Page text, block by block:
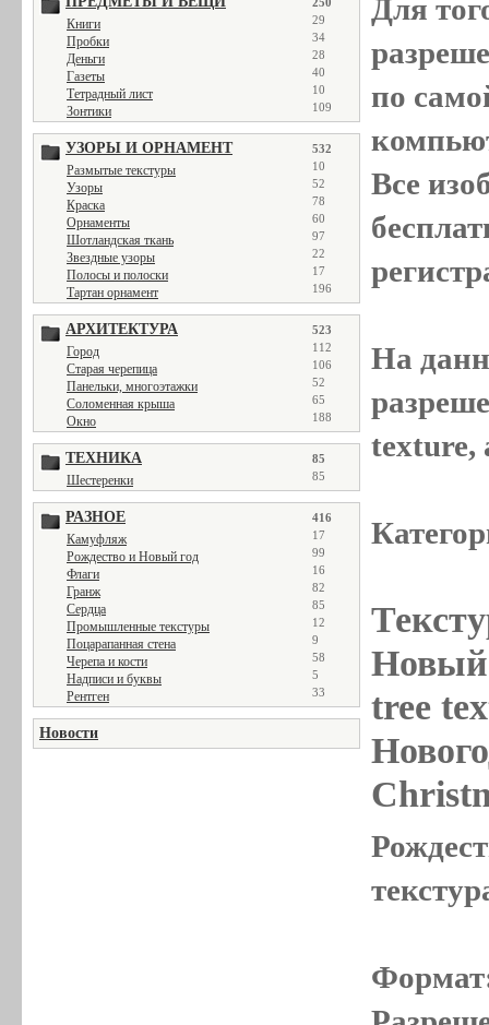
Книги 29
Пробки 34
Деньги 28
Газеты 40
Тетрадный лист 10
Зонтики 109
УЗОРЫ И ОРНАМЕНТ 532
Размытые текстуры 10
Узоры 52
Краска 78
Орнаменты 60
Шотландская ткань 97
Звездные узоры 22
Полосы и полоски 17
Тартан орнамент 196
АРХИТЕКТУРА 523
Город 112
Старая черепица 106
Панельки, многоэтажки 52
Соломенная крыша 65
Окно 188
ТЕХНИКА 85
Шестеренки 85
РАЗНОЕ 416
Камуфляж 17
Рождество и Новый год 99
Флаги 16
Гранж 82
Сердца 85
Промышленные текстуры 12
Поцарапанная стена 9
Черепа и кости 58
Надписи и буквы 5
Рентген 33
Новости
Для
по
Все
На
texture,
Новый
tree